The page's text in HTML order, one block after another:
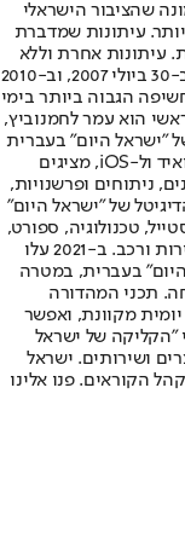
שהציבור הישראלי
יותר. עיתונות שמדברת
עיתונות אחרת וללא
תשלום. המהדורה המודפסת הראשונה פורסמה ב-30 ביולי 2007, וב-2010
הגבוה ביותר בימי
הוא עמר לחמנוביץ,
"ישראל היום" בעברית
ובאנגלית, כמו כן היישומונים (אפליקציות) לאנדרואיד ול-iOS, מציגים
ניתוחים ופרשנויות,
של "ישראל היום"
טכנולוגיה, ספורט,
כלכלה וצרכנות, בריאות, חיילים, אוכל, יהדות, תיירות ורכב. ב-2021 עלו
בעברית, במטרה
תכני המהדורה
מקוונת, ואפשר
"הקליקה של ישראל
ושירותים. ישראל
הקוראים. פנו אלינו